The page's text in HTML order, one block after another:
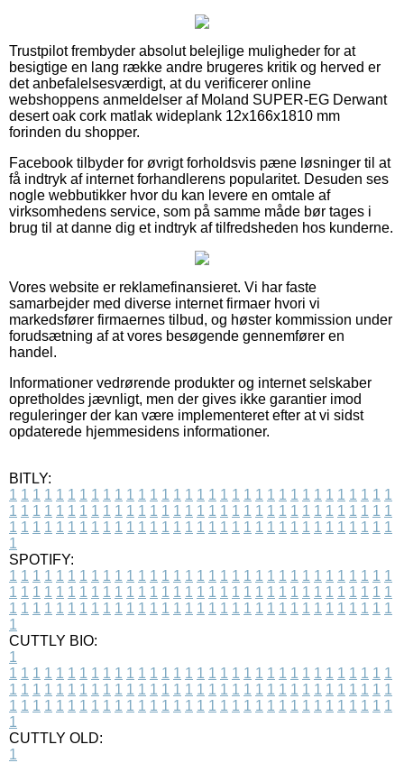
Trustpilot frembyder absolut belejlige muligheder for at
besigtige en lang række andre brugeres kritik og herved er
det anbefalelsesværdigt, at du verificerer online
webshoppens anmeldelser af Moland SUPER-EG Derwant
desert oak cork matlak wideplank 12x166x1810 mm
forinden du shopper.
Facebook tilbyder for øvrigt forholdsvis pæne løsninger til at
få indtryk af internet forhandlerens popularitet. Desuden ses
nogle webbutikker hvor du kan levere en omtale af
virksomhedens service, som på samme måde bør tages i
brug til at danne dig et indtryk af tilfredsheden hos kunderne.
Vores website er reklamefinansieret. Vi har faste
samarbejder med diverse internet firmaer hvori vi
markedsfører firmaernes tilbud, og høster kommission under
forudsætning af at vores besøgende gennemfører en
handel.
Informationer vedrørende produkter og internet selskaber
opretholdes jævnligt, men der gives ikke garantier imod
reguleringer der kan være implementeret efter at vi sidst
opdaterede hjemmesidens informationer.
BITLY:
1 1 1 1 1 1 1 1 1 1 1 1 1 1 1 1 1 1 1 1 1 1 1 1 1 1 1 1 1 1 1 1 1
1 1 1 1 1 1 1 1 1 1 1 1 1 1 1 1 1 1 1 1 1 1 1 1 1 1 1 1 1 1 1 1 1
1 1 1 1 1 1 1 1 1 1 1 1 1 1 1 1 1 1 1 1 1 1 1 1 1 1 1 1 1 1 1 1 1
1
SPOTIFY:
1 1 1 1 1 1 1 1 1 1 1 1 1 1 1 1 1 1 1 1 1 1 1 1 1 1 1 1 1 1 1 1 1
1 1 1 1 1 1 1 1 1 1 1 1 1 1 1 1 1 1 1 1 1 1 1 1 1 1 1 1 1 1 1 1 1
1 1 1 1 1 1 1 1 1 1 1 1 1 1 1 1 1 1 1 1 1 1 1 1 1 1 1 1 1 1 1 1 1
1
CUTTLY BIO:
1
1 1 1 1 1 1 1 1 1 1 1 1 1 1 1 1 1 1 1 1 1 1 1 1 1 1 1 1 1 1 1 1 1
1 1 1 1 1 1 1 1 1 1 1 1 1 1 1 1 1 1 1 1 1 1 1 1 1 1 1 1 1 1 1 1 1
1 1 1 1 1 1 1 1 1 1 1 1 1 1 1 1 1 1 1 1 1 1 1 1 1 1 1 1 1 1 1 1 1
1
CUTTLY OLD:
1